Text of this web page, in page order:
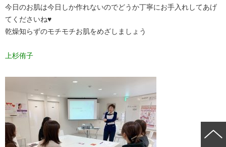
今日のお肌は今日しか作れないのでどうか丁寧にお手入れしてあげ
てくださいね♥
乾燥知らずのモチモチお肌をめざしましょう
上杉侑子